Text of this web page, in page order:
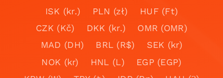
ISK (kr.)
PLN (zł)
HUF (Ft)
CZK (Kč)
DKK (kr.)
OMR (OMR)
MAD (DH)
BRL (R$)
SEK (kr)
NOK (kr)
HNL (L)
EGP (EGP)